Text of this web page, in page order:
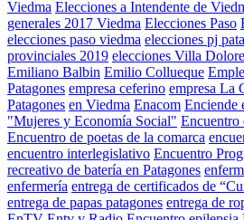
Viedma Elecciones a Intendente de
generales 2017 Viedma Elecciones Paso
elecciones paso viedma elecciones pj
provinciales 2019 elecciones Villa
Emiliano Balbin Emilio Collueque
Patagones empresa ceferino empresa La
Patagones en Viedma Enacom Enciende
"Mujeres y Economía Social" Encuentro
Encuentro de poetas de la comarca
encuentro interlegislativo Encuentro
recreativo de batería en Patagones
enfermería entrega de certificados de
entrega de papas patagones entrega de